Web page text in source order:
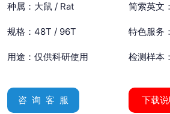
种属：大鼠 / Rat 简索英文
规格：48T / 96T 特色服务
用途：仅供科研使用 检测样本
咨 询 客 服 下载